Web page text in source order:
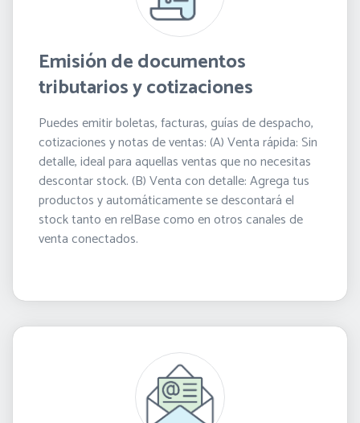
Emisión de documentos
tributarios y cotizaciones
Puedes emitir boletas, facturas, guías de despacho,
cotizaciones y notas de ventas: (A) Venta rápida: Sin
detalle, ideal para aquellas ventas que no necesitas
descontar stock. (B) Venta con detalle: Agrega tus
productos y automáticamente se descontará el
stock tanto en relBase como en otros canales de
venta conectados.